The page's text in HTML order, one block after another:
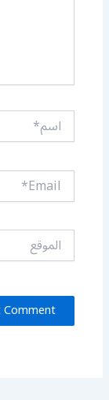
اسم*
Email*
الموقع